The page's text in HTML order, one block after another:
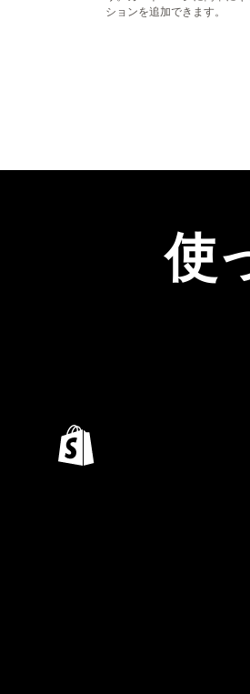
ションを追加できます。
使